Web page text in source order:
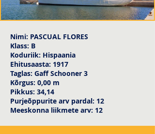
Nimi: PASCUAL FLORES
Klass: B
Koduriik: Hispaania
Ehitusaasta: 1917
Taglas: Gaff Schooner 3
Kõrgus: 0,00 m
Pikkus: 34,14
Purjeõppurite arv pardal: 12
Meeskonna liikmete arv: 12